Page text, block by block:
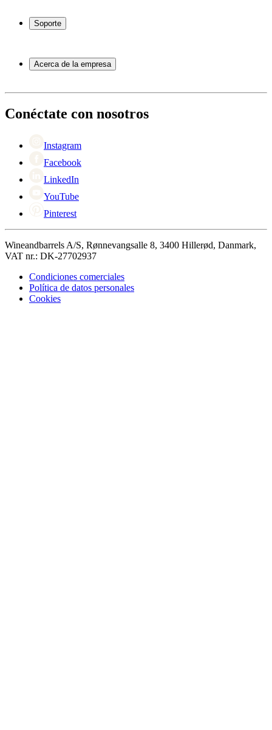
Botelleros
Muebles para vino
Soporte
Servicio
Pago
Devolución
Acerca de la empresa
Black Friday
Singles Day
Conéctate con nosotros
Instagram
Facebook
LinkedIn
YouTube
Pinterest
Wineandbarrels A/S, Rønnevangsalle 8, 3400 Hillerød, Danmark,
VAT nr.: DK-27702937
Condiciones comerciales
Política de datos personales
Cookies